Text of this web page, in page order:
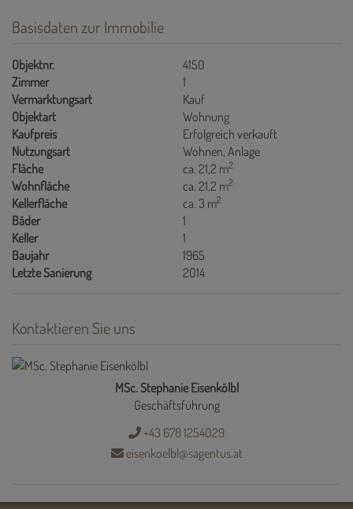
Basisdaten zur Immobilie
Objektnr.
4150
Zimmer
1
Vermarktungsart
Kauf
Objektart
Wohnung
Kaufpreis
Erfolgreich verkauft
Nutzungsart
Wohnen Anlage
Fläche
ca. 21,2 m2
Wohnfläche ca. 21,2 m2
Kellerfläche ca. 3 m2
Bäder
1
Keller
1
Baujahr
1965
Letzte Sanierung
2014
Kontaktieren Sie uns
MSc. Stephanie Eisenkölbl
Geschäftsführung
+43 678 1254029
eisenkoelbl@sagentus.at